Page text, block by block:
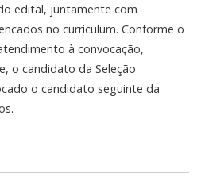
edital, juntamente com
no curriculum. Conforme o
à convocação,
o candidato da Seleção
o candidato seguinte da